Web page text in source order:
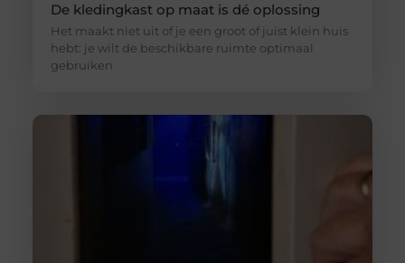
De kledingkast op maat is dé oplossing
Het maakt niet uit of je een groot of juist klein huis
hebt: je wilt de beschikbare ruimte optimaal
gebruiken